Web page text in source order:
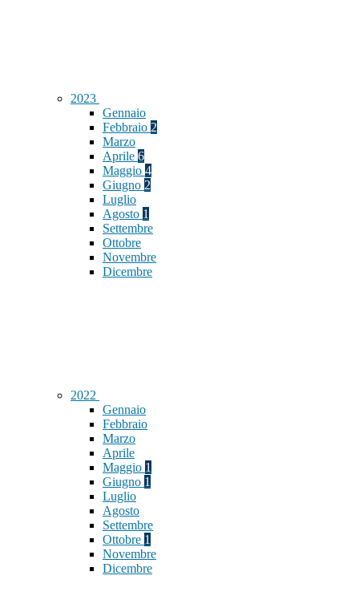
2023
Gennaio
Febbraio 2
Marzo
Aprile 6
Maggio 4
Giugno 2
Luglio
Agosto 1
Settembre
Ottobre
Novembre
Dicembre
2022
Gennaio
Febbraio
Marzo
Aprile
Maggio 1
Giugno 1
Luglio
Agosto
Settembre
Ottobre 1
Novembre
Dicembre